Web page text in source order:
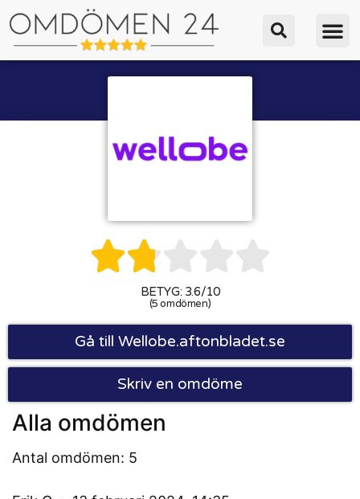

BETYG: 3.6/10
(5 omdömen)
Gå till Wellobe.aftonbladet.se
Skriv en omdöme
Alla omdömen
Antal omdömen: 5